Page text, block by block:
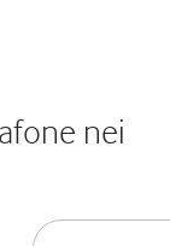
nei